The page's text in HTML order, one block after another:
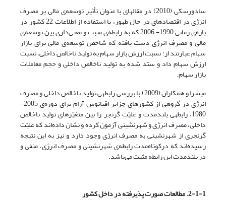
سادورسکی (2010) در مقاله­ای با عنوان تأثیر توسعه‌ی مالی بر مصرف
انرژی در اقتصادهای در حال ظهور، با استفاده از اطلاعات 22 کشور در
بازه‌ی زمانی 1990- 2006 که به رابطه‌ی مثبت و معنی‌داری بین توسعه‌ی
مالی و مصرف انرژی دست یافته که شاخص توسعه‌ی مالی برای بازار
سهام عبارتند از: نسبت ارزش بازار سهام به تولید ناخالص داخلی، نسبت
ارزش سهام داد و ستد شده به تولید ناخالص داخلی و حجم معاملات
بازار سهام.
میشرا و همکاران (2009) با بررسی رابطه­ی تولید ناخالص داخلی و مصرف
انرژی در گروهی از کشورهای جزایر اقیانوس آرام برای دوره‌ی 2005-
1980، رابطه­ی بلندمدت و علیّت گرنجر را بین متغیّرهای تولید ناخالص
داخلی، مصرف انرژی و شهرنشینی آزمون کرده و نشان داده‌اند که علیّت
گرنجری از شهرنشینی به مصرف انرژی وجود دارد و نیز به این نتیجه
رسیده‌اند که درکوتاه‌مدت رابطه‌ی شهرنشینی و مصرف انرژی، منفی و
در بلندمدت این رابطه مثبت می‌باشد.
2-1-1. مطالعات صورت پذیرفته در داخل کشور